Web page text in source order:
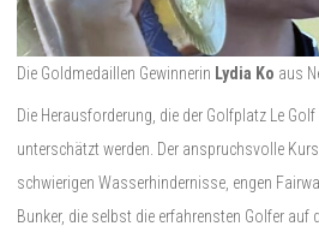
Die Goldmedaillen Gewinnerin Lydia Ko aus
Die Herausforderung, die der Golfplatz Le
unterschätzt werden. Der anspruchsvolle
schwierigen Wasserhindernisse, engen
Bunker, die selbst die erfahrensten Golfer auf